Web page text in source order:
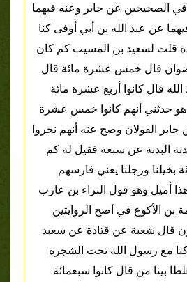
الصحيحين عن جابر وعنه فيهما
عن عبد الله بن أبي أوفى كنا
قلت لسعيد بن المسيب كم كان
قال خمس عشرة مائة قال
قال كانوا أربع عشرة مائة
هو حدثني أنهم كانوا خمس عشرة
القولان وصح عنه أنهم نحروا
البدنة عن سبعة فقيل له كم
بخيلنا ورجلنا يعني فارسهم
أميل وهو قول البراء بن عازب
الأكوع في أصح الروايتين
قال شعبة عن قتادة عن سعيد
مع رسول الله تحت الشجرة
بينا من قال كانوا سبعمائة